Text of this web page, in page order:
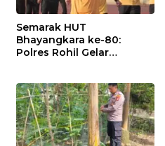
Semarak HUT
Bhayangkara ke-80:
Polres Rohil Gelar